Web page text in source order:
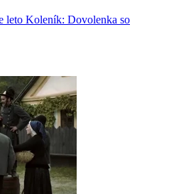
leto Koleník: Dovolenka so